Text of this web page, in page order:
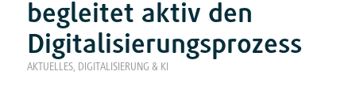
begleitet aktiv den
Digitalisierungsprozess
AKTUELLES, DIGITALISIERUNG & KI